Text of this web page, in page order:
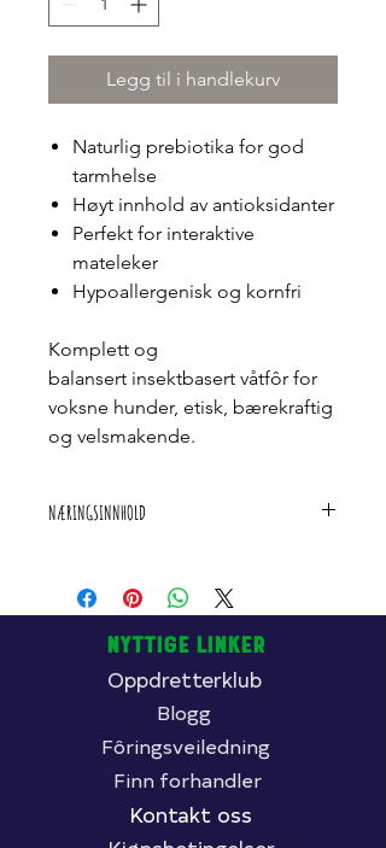
Legg til i handlekurv
Naturlig prebiotika for god
tarmhelse
Høyt innhold av antioksidanter
Perfekt for interaktive
mateleker
Hypoallergenisk og kornfri
Komplett og
balansert insektbasert våtfôr for
voksne hunder, etisk, bærekraftig
og velsmakende.
NÆRINGSINNHOLD
Fersk tilberedt insekt 58%, Gulrot 6%,
Potet 6%, Erteprotein 3%, Ølgjær
1,5%, Mineraler 0,2%, Prebiotisk MOS
(Gjær 0,09%), Prebiotisk FOS (Sikori
ANALYTISKE BESTANDDELER
Råprotein 10%, Råfett 5%, Råfibre 2%,
Råaske 2%, Fuktighet 74%, (102,6
NYTTIGE LINKER
Oppdretterklub
Blogg
Fôringsveiledning
Finn forhandler
Kontakt oss